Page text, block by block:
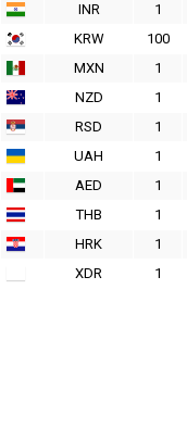
INR
1
KRW
100
MXN
1
NZD
1
RSD
1
UAH
1
AED
1
THB
1
HRK
1
XDR
1